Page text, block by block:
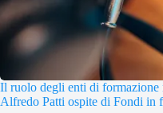
Il ruolo degli enti di formazione
Alfredo Patti ospite di Fondi in